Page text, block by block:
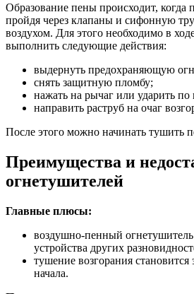
Образование пены происходит, когда
пройдя через клапаны и сифонную
воздухом. Для этого необходимо в
выполнить следующие действия:
выдернуть предохраняющую
снять защитную пломбу;
нажать на рычаг или ударить по
направить раструб на очаг
После этого можно начинать тушить
Преимущества и
огнетушителей
Главные плюсы:
воздушно-пенный
устройства других
тушение возгорания
начала.